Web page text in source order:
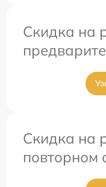
Скидка на
Скидка на
повторном